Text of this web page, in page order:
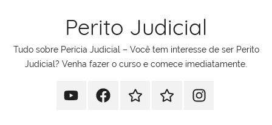
conteúdo
Perito Judicial
Tudo sobre Perícia Judicial – Você tem interesse de ser Perito
Judicial? Venha fazer o curso e comece imediatamente.
YoutubeFacebookWhatsappTelegramInstagram